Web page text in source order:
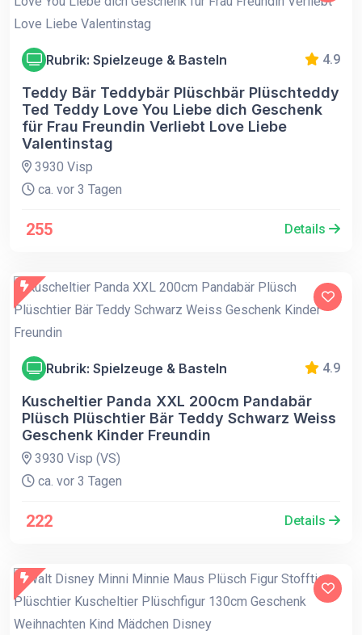
Rubrik: Spielzeuge & Basteln 4.9
Teddy Bär Teddybär Plüschbär Plüschteddy
Ted Teddy Love You Liebe dich Geschenk
für Frau Freundin Verliebt Love Liebe
Valentinstag
3930 Visp
ca. vor 3 Tagen
255 Details
Rubrik: Spielzeuge & Basteln 4.9
Kuscheltier Panda XXL 200cm Pandabär
Plüsch Plüschtier Bär Teddy Schwarz Weiss
Geschenk Kinder Freundin
3930 Visp (VS)
ca. vor 3 Tagen
222 Details